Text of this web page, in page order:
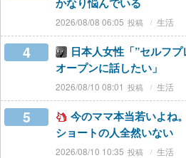
2026/08/08 06:05 生活
4
日本人女性「”セルフ
オープンに話したい」
2026/08/10 08:01 生活
5
今のママ本当若いよね
ショートの人全然いない
2026/08/10 10:35 生活